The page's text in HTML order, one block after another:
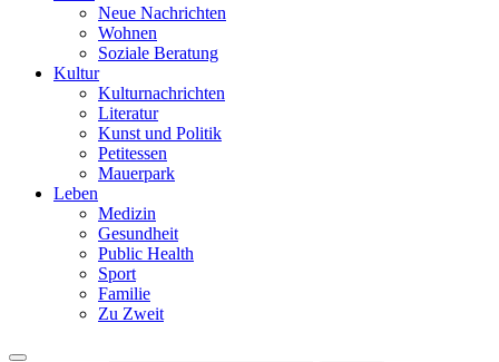
Neue Nachrichten
Wohnen
Soziale Beratung
Kultur
Kulturnachrichten
Literatur
Kunst und Politik
Petitessen
Mauerpark
Leben
Medizin
Gesundheit
Public Health
Sport
Familie
Zu Zweit